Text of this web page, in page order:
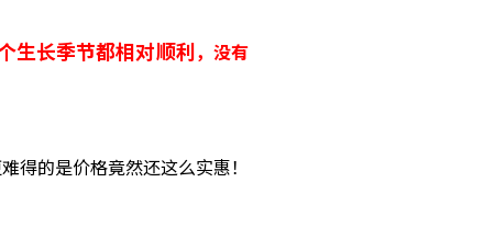
生长季节都相对顺利，没有
得的是价格竟然还这么实惠！